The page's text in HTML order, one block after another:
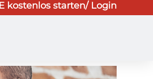
kostenlos starten/ Login